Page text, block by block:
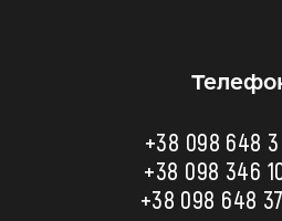
+38 098 648 3
+38 098 346
+38 098 648